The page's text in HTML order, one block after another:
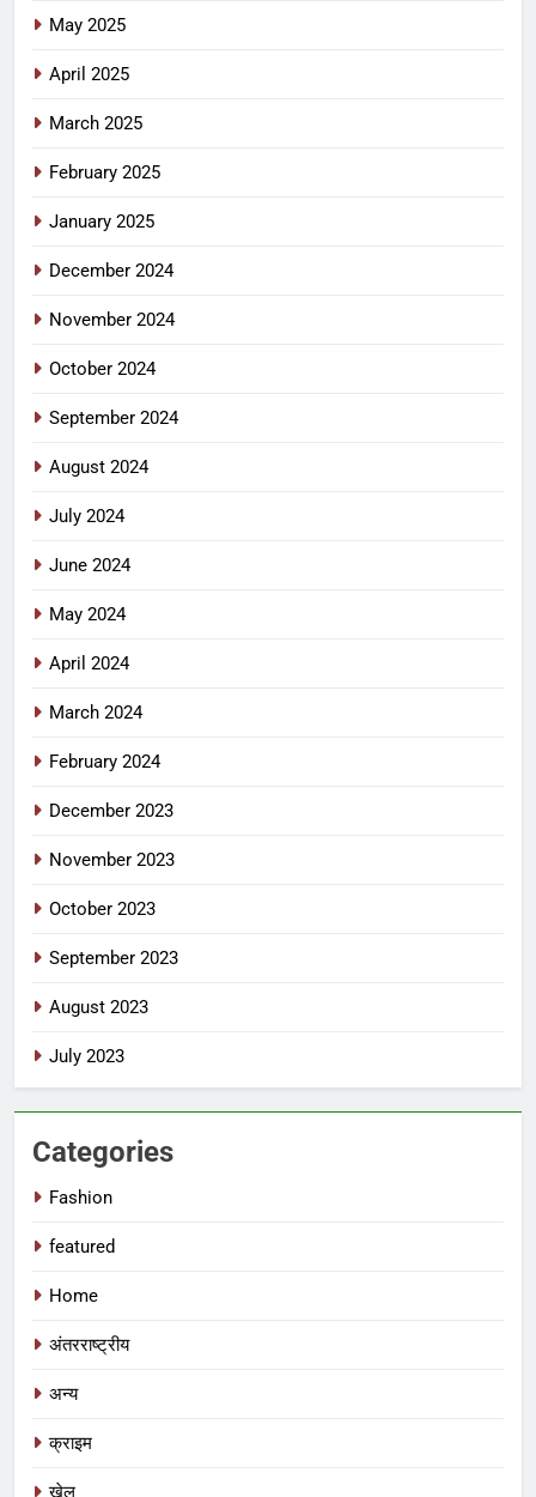
May 2025
April 2025
March 2025
February 2025
January 2025
December 2024
November 2024
October 2024
September 2024
August 2024
July 2024
June 2024
May 2024
April 2024
March 2024
February 2024
December 2023
November 2023
October 2023
September 2023
August 2023
July 2023
Categories
Fashion
featured
Home
अंतरराष्ट्रीय
अन्य
क्राइम
खेल